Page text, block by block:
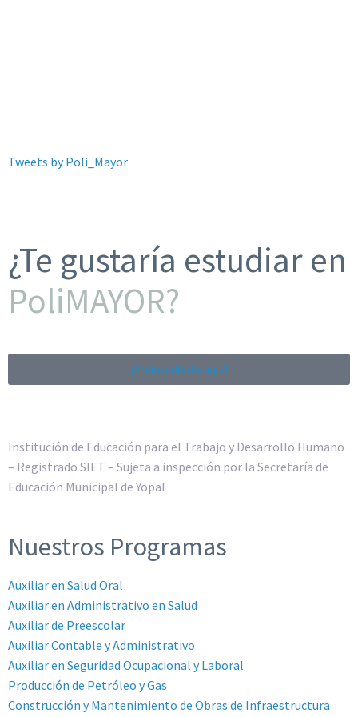
Tweets by Poli_Mayor
¿Te gustaría estudiar en
PoliMAYOR?
¡Preinscríbete aquí!
Institución de Educación para el Trabajo y Desarrollo Humano
– Registrado SIET – Sujeta a inspección por la Secretaría de
Educación Municipal de Yopal
Nuestros Programas
Auxiliar en Salud Oral
Auxiliar en Administrativo en Salud
Auxiliar de Preescolar
Auxiliar Contable y Administrativo
Auxiliar en Seguridad Ocupacional y Laboral
Producción de Petróleo y Gas
Construcción y Mantenimiento de Obras de Infraestructura